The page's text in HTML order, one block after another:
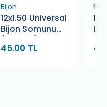
Bijon
12x1.50 Universal
Bijon Somunu
(17 Kafa)
45.00 TL